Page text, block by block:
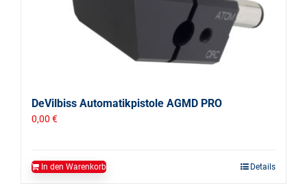
DeVilbiss Automatikpistole AGMD PRO
0,00 €
In den Warenkorb Details